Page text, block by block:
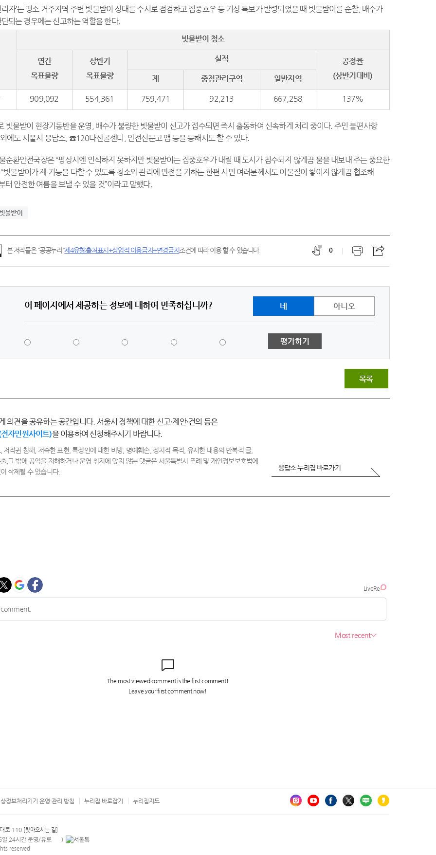
자’는 평소 거주지역 주변 빗물받이 상태를 수시로 점검하고 집중호우 등 기상 특보가 발령되었을 때 빗물받이를 순찰, 배수가
되는 경우에는 신고하는 역할을 한다.
빗물받이 청소
연간
목표물량
상반기
목표물량
실적
공정율
(상반기대비)
계 중점관리구역 일반지역
909,092 554,361 759,471 92,213 667,258 137%
빗물받이 현장기동반을 운영, 배수가 불량한 빗물받이 신고가 접수되면 즉시 출동하여 신속하게 처리 중이다. 주민 불편사항
에도 서울시 응답소, ☎120다산콜센터, 안전신문고 앱 등을 통해서도 할 수 있다.
순환안전국장은 “평상시엔 인식하지 못하지만 빗물받이는 집중호우가 내릴 때 도시가 침수되지 않게끔 물을 내보내 주는 중요한
빗물받이가 제 기능을 다할 수 있도록 청소와 관리에 만전을 기하는 한편 시민 여러분께서도 이물질이 쌓이지 않게끔 협조해
터 안전한 여름을 보낼 수 있을 것”이라고 말했다.
물받이
0
본 저작물은 "공공누리"제4유형:출처표시+상업적 이용금지+변경금지조건에 따라 이용 할 수 있습니다.
이 페이지에서 제공하는 정보에 대하여 만족하십니까? 네 아니오
평가하기
목록
의견을 공유하는 공간입니다. 서울시 정책에 대한 신고·제안·건의 등은
자민원사이트)을 이용하여 신청해주시기 바랍니다.
저작권 침해, 저속한 표현, 특정인에 대한 비방, 명예훼손, 정치적 목적, 유사한 내용의 반복적 글,
,그 밖에 공익을 저해하거나 운영 취지에 맞지 않는 댓글은 서울특별시 조례 및 개인정보보호법에
삭제될 수 있습니다.
응답소 누리집 바로가기
정보처리기기 운영·관리 방침 누리집 바로잡기 누리집지도
로 110 [찾아오시는 길]
24시간 운영/유료 안내팝업 열기
)
reserved